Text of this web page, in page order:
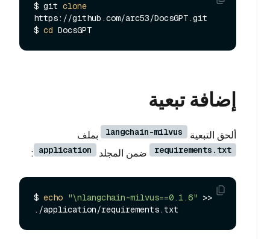
$ git clone
https://github.com/arc53/DocsGPT.git
$ cd
إضافة تبعية
ألحق التبعية langchain-milvus بملف
requirements.txt ضمن المجلد application
:
$ echo "\nlangchain-milvus==0.1.6" >>